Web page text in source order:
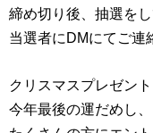
締め切り後、抽選をし
当選者にDMにてご連
クリスマスプレゼン
今年最後の運だめし、